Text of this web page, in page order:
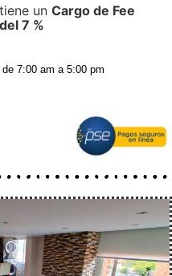
un Cargo de Fee
7 %
7:00 am a 5:00 pm